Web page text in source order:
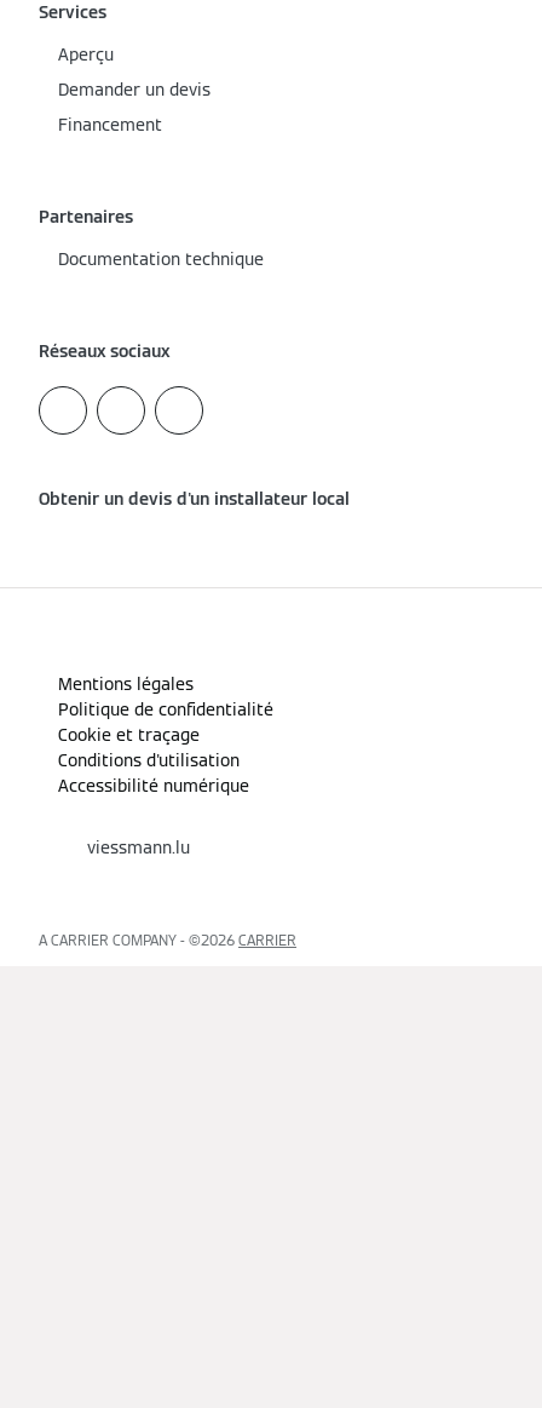
Services
Aperçu
Demander un devis
Financement
Partenaires
Documentation technique
Réseaux sociaux
Obtenir un devis d'un installateur local
Mentions légales
Politique de confidentialité
Cookie et traçage
Conditions d'utilisation
Accessibilité numérique
viessmann.lu
A CARRIER COMPANY - ©️2026 CARRIER